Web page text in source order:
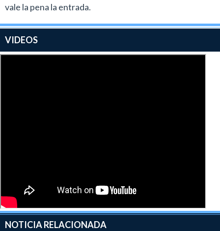
vale la pena la entrada.
VIDEOS
NOTICIA RELACIONADA